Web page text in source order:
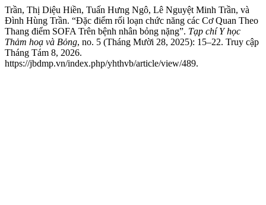
Trần, Thị Diệu Hiền, Tuấn Hưng Ngô, Lê Nguyệt Minh Trần, và
Đình Hùng Trần. “Đặc điểm rối loạn chức năng các Cơ Quan Theo
Thang điểm SOFA Trên bệnh nhân bỏng nặng”. Tạp chí Y học
Thảm hoạ và Bỏng, no. 5 (Tháng Mười 28, 2025): 15–22. Truy cập
Tháng Tám 8, 2026.
https://jbdmp.vn/index.php/yhthvb/article/view/489.